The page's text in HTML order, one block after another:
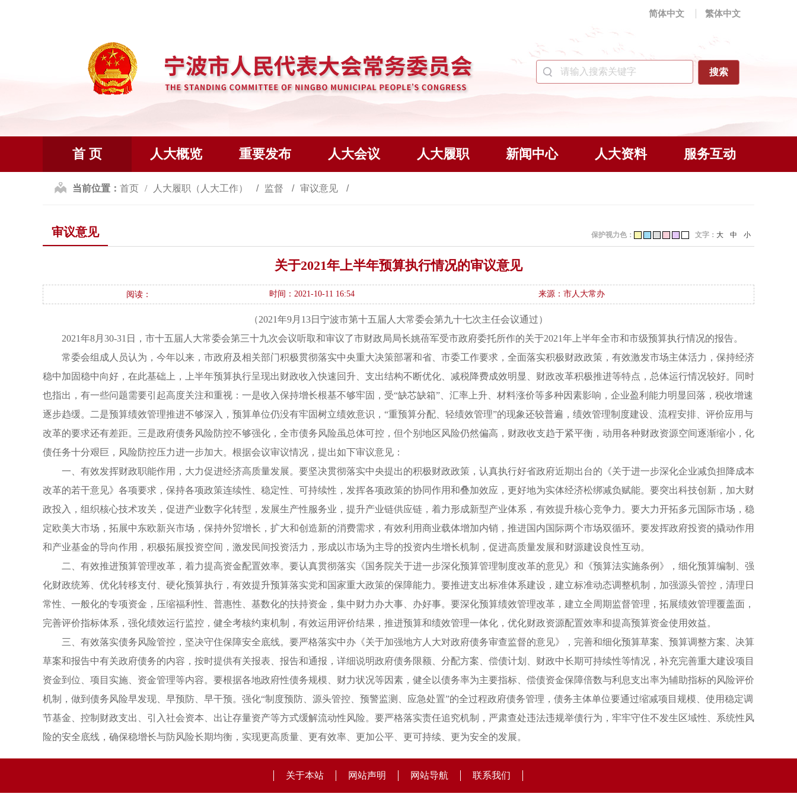
简体中文 繁体中文
首 页 人大概览 重要发布 人大会议 人大履职 新闻中心 人大资料 服务互动
当前位置： 首页 人大履职（人大工作） 监督 审议意见
审议意见 文字： 大 中 小
保护视力色：
关于2021年上半年预算执行情况的审议意见
阅读： 时间：2021-10-11 16:54 来源：市人大常办
（2021年9月13日宁波市第十五届人大常委会第九十七次主任会议通过）
2021年8月30-31日，市十五届人大常委会第三十九次会议听取和审议了市财政局局长姚蓓军受市政府委托所作的关于2021年上半年全市和市级预算执行情况的报告。
常委会组成人员认为，今年以来，市政府及相关部门积极贯彻落实中央重大决策部署和省、市委工作要求，全面落实积极财政政策，有效激发市场主体活力，保持经济
稳中加固稳中向好，在此基础上，上半年预算执行呈现出财政收入快速回升、支出结构不断优化、减税降费成效明显、财政改革积极推进等特点，总体运行情况较好。同时
也指出，有一些问题需要引起高度关注和重视：一是收入保持增长根基不够牢固，受“缺芯缺箱”、汇率上升、材料涨价等多种因素影响，企业盈利能力明显回落，税收增速
逐步趋缓。二是预算绩效管理推进不够深入，预算单位仍没有牢固树立绩效意识，“重预算分配、轻绩效管理”的现象还较普遍，绩效管理制度建设、流程安排、评价应用与
改革的要求还有差距。三是政府债务风险防控不够强化，全市债务风险虽总体可控，但个别地区风险仍然偏高，财政收支趋于紧平衡，动用各种财政资源空间逐渐缩小，化
债任务十分艰巨，风险防控压力进一步加大。根据会议审议情况，提出如下审议意见：
一、有效发挥财政职能作用，大力促进经济高质量发展。要坚决贯彻落实中央提出的积极财政政策，认真执行好省政府近期出台的《关于进一步深化企业减负担降成本
改革的若干意见》各项要求，保持各项政策连续性、稳定性、可持续性，发挥各项政策的协同作用和叠加效应，更好地为实体经济松绑减负赋能。要突出科技创新，加大财
政投入，组织核心技术攻关，促进产业数字化转型，发展生产性服务业，提升产业链供应链，着力形成新型产业体系，有效提升核心竞争力。要大力开拓多元国际市场，稳
定欧美大市场，拓展中东欧新兴市场，保持外贸增长，扩大和创造新的消费需求，有效利用商业载体增加内销，推进国内国际两个市场双循环。要发挥政府投资的撬动作用
和产业基金的导向作用，积极拓展投资空间，激发民间投资活力，形成以市场为主导的投资内生增长机制，促进高质量发展和财源建设良性互动。
二、有效推进预算管理改革，着力提高资金配置效率。要认真贯彻落实《国务院关于进一步深化预算管理制度改革的意见》和《预算法实施条例》，细化预算编制、强
化财政统筹、优化转移支付、硬化预算执行，有效提升预算落实党和国家重大政策的保障能力。要推进支出标准体系建设，建立标准动态调整机制，加强源头管控，清理日
常性、一般化的专项资金，压缩福利性、普惠性、基数化的扶持资金，集中财力办大事、办好事。要深化预算绩效管理改革，建立全周期监督管理，拓展绩效管理覆盖面，
完善评价指标体系，强化绩效运行监控，健全考核约束机制，有效运用评价结果，推进预算和绩效管理一体化，优化财政资源配置效率和提高预算资金使用效益。
三、有效落实债务风险管控，坚决守住保障安全底线。要严格落实中办《关于加强地方人大对政府债务审查监督的意见》，完善和细化预算草案、预算调整方案、决算
草案和报告中有关政府债务的内容，按时提供有关报表、报告和通报，详细说明政府债务限额、分配方案、偿债计划、财政中长期可持续性等情况，补充完善重大建设项目
资金到位、项目实施、资金管理等内容。要根据各地政府性债务规模、财力状况等因素，健全以债务率为主要指标、偿债资金保障倍数与利息支出率为辅助指标的风险评价
机制，做到债务风险早发现、早预防、早干预。强化“制度预防、源头管控、预警监测、应急处置”的全过程政府债务管理，债务主体单位要通过缩减项目规模、使用稳定调
节基金、控制财政支出、引入社会资本、出让存量资产等方式缓解流动性风险。要严格落实责任追究机制，严肃查处违法违规举债行为，牢牢守住不发生区域性、系统性风
险的安全底线，确保稳增长与防风险长期均衡，实现更高质量、更有效率、更加公平、更可持续、更为安全的发展。
关于本站 网站声明 网站导航 联系我们